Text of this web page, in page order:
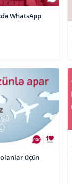
WhatsApp
üçün